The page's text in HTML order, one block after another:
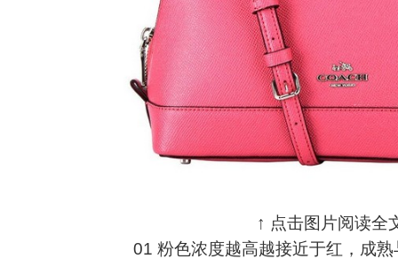
↑ 点击图片阅读全
01 粉色浓度越高越接近于红，成熟